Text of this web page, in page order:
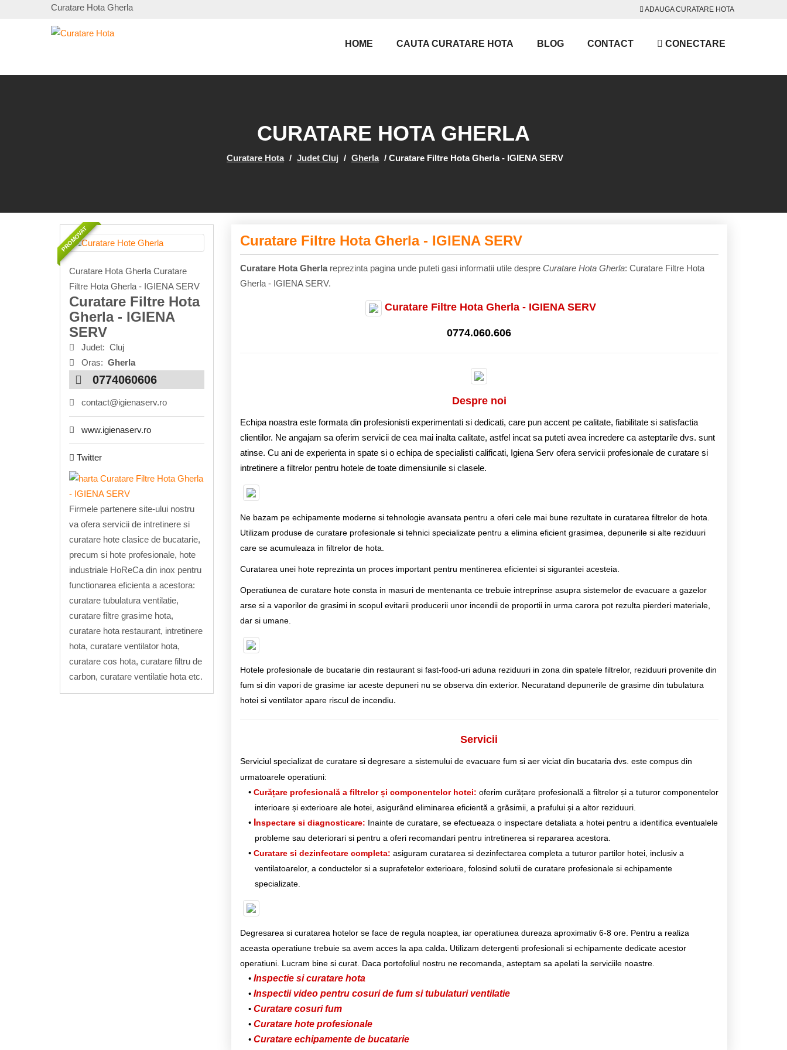
Curatare Hota Gherla ADAUGA CURATARE HOTA
HOME CAUTA CURATARE HOTA BLOG CONTACT CONECTARE
CURATARE HOTA GHERLA
Curatare Hota / Judet Cluj / Gherla / Curatare Filtre Hota Gherla - IGIENA SERV
PROMOVAT
Curatare Hota Gherla Curatare
Filtre Hota Gherla - IGIENA SERV
Curatare Filtre Hota
Gherla - IGIENA
SERV
Judet: Cluj
Oras: Gherla
0774060606
contact@igienaserv.ro
www.igienaserv.ro
Twitter
Firmele partenere site-ului nostru
va ofera servicii de intretinere si
curatare hote clasice de bucatarie,
precum si hote profesionale, hote
industriale HoReCa din inox pentru
functionarea eficienta a acestora:
curatare tubulatura ventilatie,
curatare filtre grasime hota,
curatare hota restaurant, intretinere
hota, curatare ventilator hota,
curatare cos hota, curatare filtru de
carbon, curatare ventilatie hota etc.
Curatare Filtre Hota Gherla - IGIENA SERV
Curatare Hota Gherlareprezinta pagina unde puteti gasi informatii utile despre Curatare Hota Gherla: Curatare Filtre Hota
Gherla - IGIENA SERV.
Curatare Filtre Hota Gherla - IGIENA SERV
0774.060.606
Despre noi
Echipa noastra este formata din profesionisti experimentati si dedicati, care pun accent pe calitate, fiabilitate si satisfactia
clientilor. Ne angajam sa oferim servicii de cea mai inalta calitate, astfel incat sa puteti avea incredere ca asteptarile dvs. sunt
atinse. Cu ani de experienta in spate si o echipa de specialisti calificati, Igiena Serv ofera servicii profesionale de curatare si
intretinere a filtrelor pentru hotele de toate dimensiunile si clasele.
Ne bazam pe echipamente moderne si tehnologie avansata pentru a oferi cele mai bune rezultate in curatarea filtrelor de hota.
Utilizam produse de curatare profesionale si tehnici specializate pentru a elimina eficient grasimea, depunerile si alte reziduuri
care se acumuleaza in filtrelor de hota.
Curatarea unei hote reprezinta un proces important pentru mentinerea eficientei si sigurantei acesteia.
Operatiunea de curatare hote consta in masuri de mentenanta ce trebuie intreprinse asupra sistemelor de evacuare a gazelor
arse si a vaporilor de grasimi in scopul evitarii producerii unor incendii de proportii in urma carora pot rezulta pierderi materiale,
dar si umane.
Hotele profesionale de bucatarie din restaurant si fast-food-uri aduna reziduuri in zona din spatele filtrelor, reziduuri provenite din
fum si din vapori de grasime iar aceste depuneri nu se observa din exterior. Necuratand depunerile de grasime din tubulatura
hotei si ventilator apare riscul de incendiu.
Servicii
Serviciul specializat de curatare si degresare a sistemului de evacuare fum si aer viciat din bucataria dvs. este compus din
urmatoarele operatiuni:
Curățare profesională a filtrelor și componentelor hotei: oferim curățare profesională a filtrelor și a tuturor componentelor
interioare și exterioare ale hotei, asigurând eliminarea eficientă a grăsimii, a prafului și a altor reziduuri.
nspectare si diagnosticare: Inainte de curatare, se efectueaza o inspectare detaliata a hotei pentru a identifica eventualele
probleme sau deteriorari si pentru a oferi recomandari pentru intretinerea si repararea acestora.
Curatare si dezinfectare completa: asiguram curatarea si dezinfectarea completa a tuturor partilor hotei, inclusiv a
ventilatoarelor, a conductelor si a suprafetelor exterioare, folosind solutii de curatare profesionale si echipamente
specializate.
Degresarea si curatarea hotelor se face de regula noaptea, iar operatiunea dureaza aproximativ 6-8 ore. Pentru a realiza
aceasta operatiune trebuie sa avem acces la apa calda. Utilizam detergenti profesionali si echipamente dedicate acestor
operatiuni. Lucram bine si curat. Daca portofoliul nostru ne recomanda, asteptam sa apelati la serviciile noastre.
Inspectie si curatare hota
Inspectii video pentru cosuri de fum si tubulaturi ventilatie
Curatare cosuri fum
Curatare hote profesionale
Curatare echipamente de bucatarie